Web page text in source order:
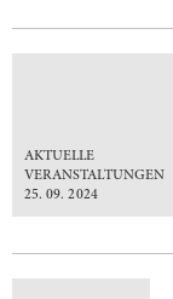
AKTUELLE
VERANSTALTUNGEN
25. 09. 2024